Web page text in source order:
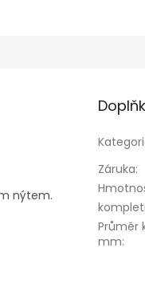
nýtem.
Záruka:
Průměr
mm: